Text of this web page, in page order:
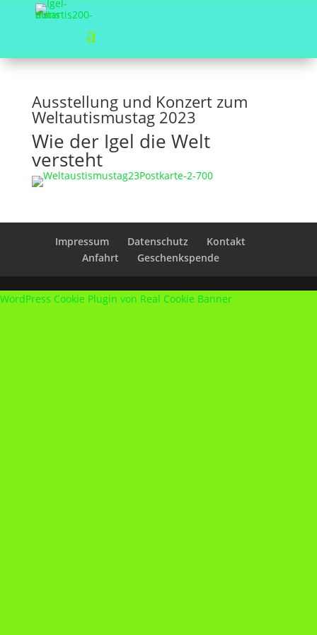
Ausstellung und Konzert zum
Weltautismustag 2023
Wie der Igel die Welt
versteht
Impressum Datenschutz
Kontakt
Anfahrt
Geschenkspende
WordPress Cookie Plugin von Real Cookie Banner